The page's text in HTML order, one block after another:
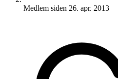
Medlem siden 26. apr. 2013